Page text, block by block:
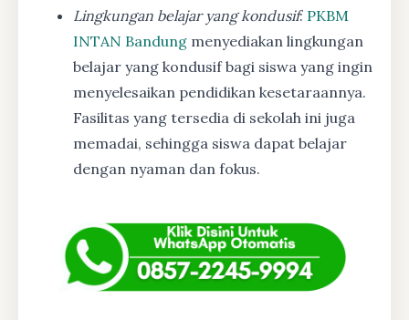
Lingkungan belajar yang kondusif: PKBM
INTAN Bandung menyediakan lingkungan
belajar yang kondusif bagi siswa yang ingin
menyelesaikan pendidikan kesetaraannya.
Fasilitas yang tersedia di sekolah ini juga
memadai, sehingga siswa dapat belajar
dengan nyaman dan fokus.